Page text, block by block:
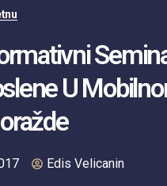
U
Edis Velicanin